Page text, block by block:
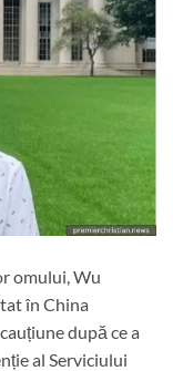
omului, Wu
în China
după ce a
al Serviciului